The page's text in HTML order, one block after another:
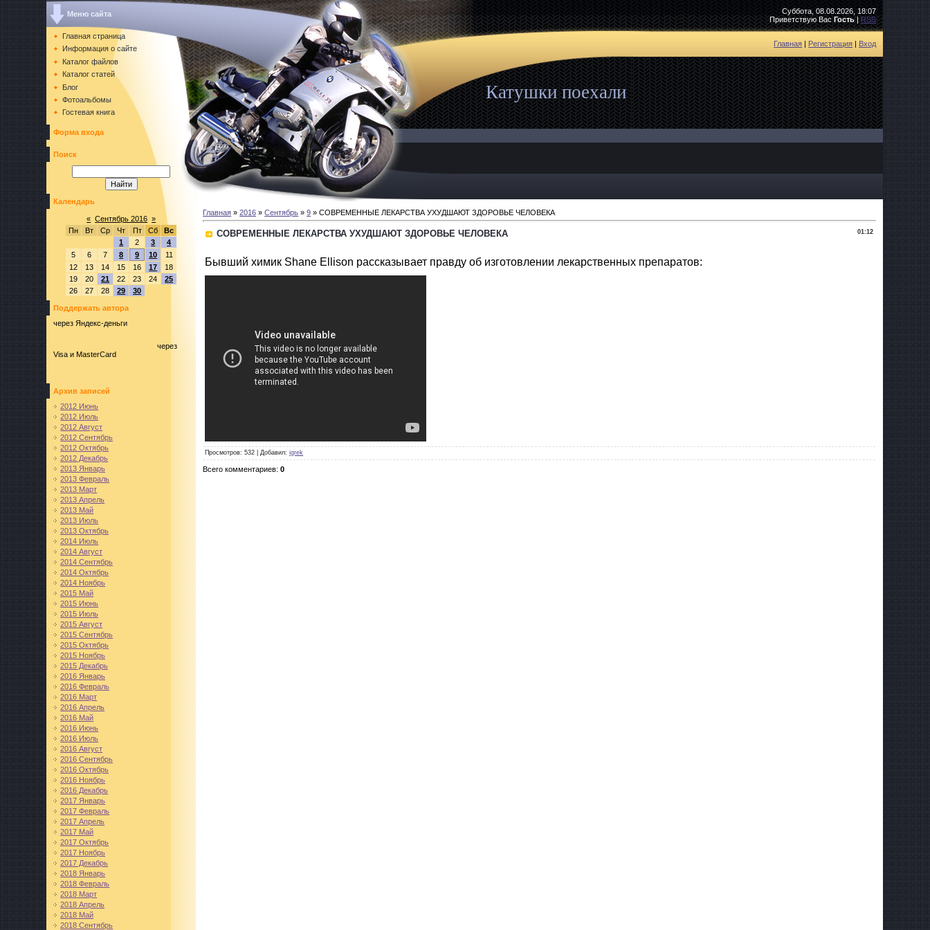
Меню сайта
Главная страница
Информация о сайте
Каталог файлов
Каталог статей
Блог
Фотоальбомы
Гостевая книга
Форма входа
Поиск
Календарь
« Сентябрь 2016 »
Пн
Вт Ср Чт Пт Сб
Вс
1
2 3
4
5
6 7 8 9 10
11
12
13 14 15 16 17
18
19
20 21 22 23 24
25
26
27 28 29 30
Поддержать автора
через Яндекс-деньги
через
Visa и MasterCard
Архив записей
2012 Июнь
2012 Июль
2012 Август
2012 Сентябрь
2012 Октябрь
2012 Декабрь
2013 Январь
2013 Февраль
2013 Март
2013 Апрель
2013 Май
2013 Июль
2013 Октябрь
2014 Июль
2014 Август
2014 Сентябрь
2014 Октябрь
2014 Ноябрь
2015 Май
2015 Июнь
2015 Июль
2015 Август
2015 Сентябрь
2015 Октябрь
2015 Ноябрь
2015 Декабрь
2016 Январь
2016 Февраль
2016 Март
2016 Апрель
2016 Май
2016 Июнь
2016 Июль
2016 Август
2016 Сентябрь
2016 Октябрь
2016 Ноябрь
2016 Декабрь
2017 Январь
2017 Февраль
2017 Апрель
2017 Май
2017 Октябрь
2017 Ноябрь
2017 Декабрь
2018 Январь
2018 Февраль
2018 Март
2018 Апрель
2018 Май
2018 Сентябрь
Суббота, 08.08.2026, 18:07
Приветствую Вас Гость|RSS
Главная | Регистрация | Вход
Катушки поехали
Главная »2016 » Сентябрь » 9 » СОВРЕМЕННЫЕ ЛЕКАРСТВА УХУДШАЮТ ЗДОРОВЬЕ ЧЕЛОВЕКА
01:12
СОВРЕМЕННЫЕ ЛЕКАРСТВА УХУДШАЮТ ЗДОРОВЬЕ ЧЕЛОВЕКА
Бывший химик Shane Ellison рассказывает правду об изготовлении лекарственных препаратов:
Просмотров: 532 | Добавил:igrek
Всего комментариев:0